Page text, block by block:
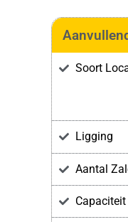
Soort
Ligging
Aantal
Capaciteit